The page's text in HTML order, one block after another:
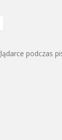
podczas